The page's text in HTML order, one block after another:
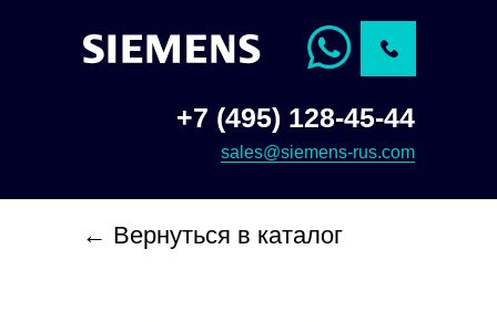
+7 (495) 128-45-44
sales@siemens-rus.com
← Вернуться в каталог